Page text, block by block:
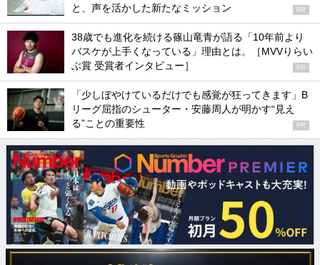
と、声を活かした新たなミッション
PR
38歳でも進化を続ける篠山竜青が語る「10年前より
バスケが上手くなっている」理由とは。［MVVりらい
ぶ賞 受賞者インタビュー］
PR
「少しぼやけているだけでも感覚が狂ってきます」B
リーグ屈指のシューター・安藤周人が明かす“見え
る”ことの重要性
PR